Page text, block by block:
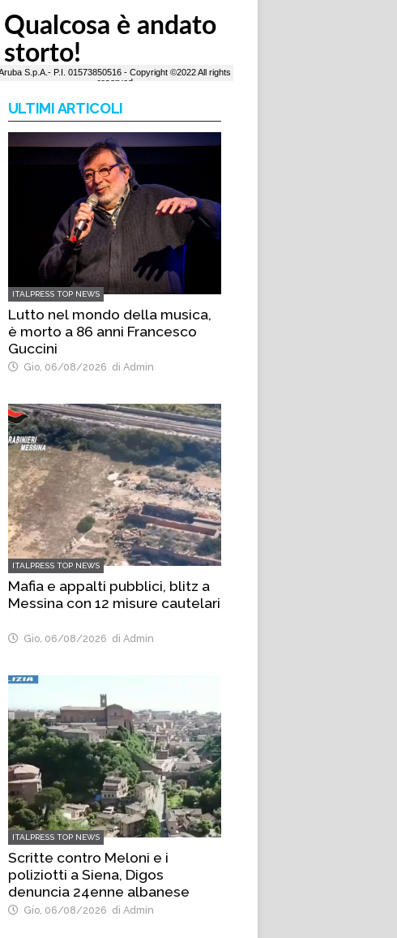
ULTIMI ARTICOLI
ITALPRESS TOP NEWS
Lutto nel mondo della musica,
è morto a 86 anni Francesco
Guccini
Gio, 06/08/2026 di Admin
ITALPRESS TOP NEWS
Mafia e appalti pubblici, blitz a
Messina con 12 misure cautelari
Gio, 06/08/2026 di Admin
ITALPRESS TOP NEWS
Scritte contro Meloni e i
poliziotti a Siena, Digos
denuncia 24enne albanese
Gio, 06/08/2026 di Admin